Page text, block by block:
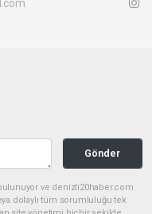
Gönder
ve denizli20haber.com
dolaylı tüm sorumluluğu tek